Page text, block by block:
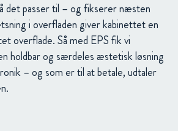
det passer til – og fikserer næsten
i overfladen giver kabinettet en
overflade. Så med EPS fik vi
holdbar og særdeles æstetisk løsning
– og som er til at betale, udtaler